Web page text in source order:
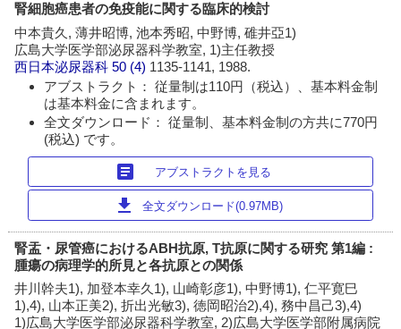
腎細胞癌患者の免疫能に関する臨床的検討
中本貴久, 薄井昭博, 池本秀昭, 中野博, 碓井亞1)
広島大学医学部泌尿器科学教室, 1)主任教授
西日本泌尿器科 50 (4) 1135-1141, 1988.
アブストラクト： 従量制は110円（税込）、基本料金制
は基本料金に含まれます。
全文ダウンロード： 従量制、基本料金制の方共に770円
(税込) です。
article アブストラクトを見る
download 全文ダウンロード(0.97MB)
腎盂・尿管癌におけるABH抗原, T抗原に関する研究 第1編 :
腫瘍の病理学的所見と各抗原との関係
井川幹夫1), 加登本幸久1), 山崎彰彦1), 中野博1), 仁平寛巳
1),4), 山本正美2), 折出光敏3), 徳岡昭治2),4), 務中昌己3),4)
1)広島大学医学部泌尿器科学教室, 2)広島大学医学部附属病院